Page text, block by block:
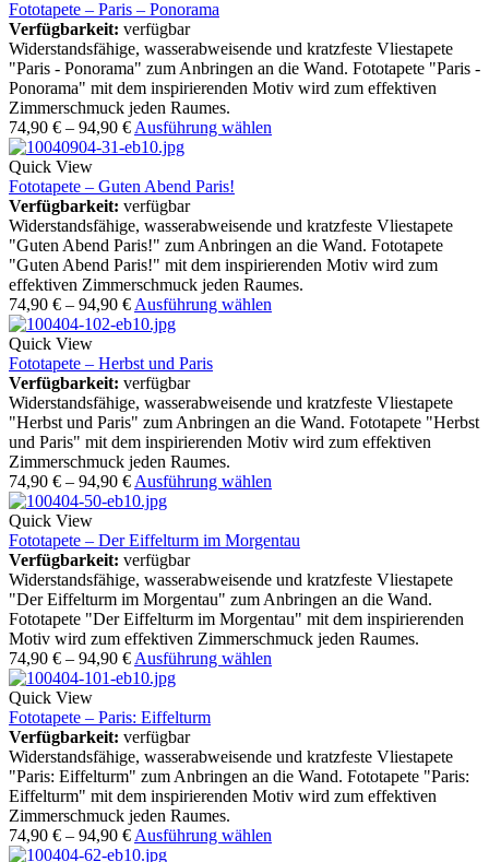
Fototapete – Paris – Ponorama
Verfügbarkeit: verfügbar
Widerstandsfähige, wasserabweisende und kratzfeste Vliestapete
"Paris - Ponorama" zum Anbringen an die Wand. Fototapete "Paris -
Ponorama" mit dem inspirierenden Motiv wird zum effektiven
Zimmerschmuck jeden Raumes.
74,90 € – 94,90 € Ausführung wählen
Quick View
Fototapete – Guten Abend Paris!
Verfügbarkeit: verfügbar
Widerstandsfähige, wasserabweisende und kratzfeste Vliestapete
"Guten Abend Paris!" zum Anbringen an die Wand. Fototapete
"Guten Abend Paris!" mit dem inspirierenden Motiv wird zum
effektiven Zimmerschmuck jeden Raumes.
74,90 € – 94,90 € Ausführung wählen
Quick View
Fototapete – Herbst und Paris
Verfügbarkeit: verfügbar
Widerstandsfähige, wasserabweisende und kratzfeste Vliestapete
"Herbst und Paris" zum Anbringen an die Wand. Fototapete "Herbst
und Paris" mit dem inspirierenden Motiv wird zum effektiven
Zimmerschmuck jeden Raumes.
74,90 € – 94,90 € Ausführung wählen
Quick View
Fototapete – Der Eiffelturm im Morgentau
Verfügbarkeit: verfügbar
Widerstandsfähige, wasserabweisende und kratzfeste Vliestapete
"Der Eiffelturm im Morgentau" zum Anbringen an die Wand.
Fototapete "Der Eiffelturm im Morgentau" mit dem inspirierenden
Motiv wird zum effektiven Zimmerschmuck jeden Raumes.
74,90 € – 94,90 € Ausführung wählen
Quick View
Fototapete – Paris: Eiffelturm
Verfügbarkeit: verfügbar
Widerstandsfähige, wasserabweisende und kratzfeste Vliestapete
"Paris: Eiffelturm" zum Anbringen an die Wand. Fototapete "Paris:
Eiffelturm" mit dem inspirierenden Motiv wird zum effektiven
Zimmerschmuck jeden Raumes.
74,90 € – 94,90 € Ausführung wählen